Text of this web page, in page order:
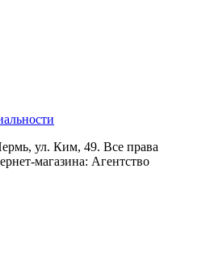
ул. Ким, 49. Все права
магазина: Агентство